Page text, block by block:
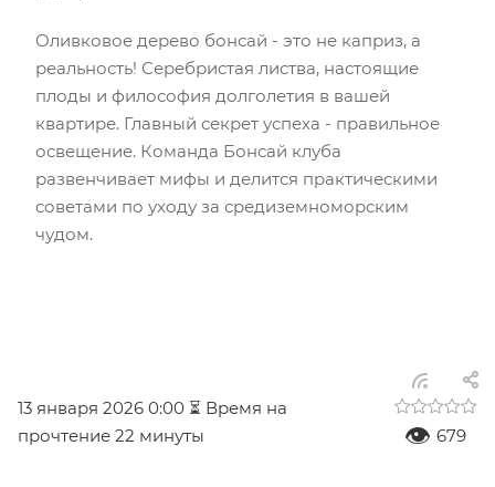
Оливковое дерево бонсай - это не каприз, а
реальность! Серебристая листва, настоящие
плоды и философия долголетия в вашей
квартире. Главный секрет успеха - правильное
освещение. Команда Бонсай клуба
развенчивает мифы и делится практическими
советами по уходу за средиземноморским
чудом.
13 января 2026 0:00 ⏳ Время на
прочтение 22 минуты
👁 679